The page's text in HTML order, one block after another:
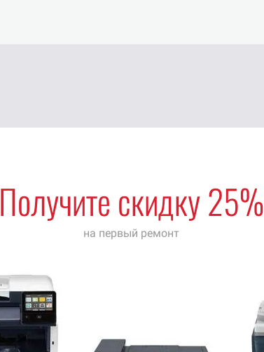
Получите скидку 25%
на первый ремонт